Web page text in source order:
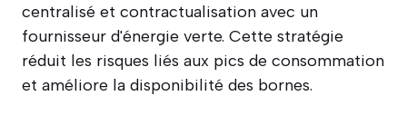
centralisé et contractualisation avec un
fournisseur d'énergie verte. Cette stratégie
réduit les risques liés aux pics de consommation
et améliore la disponibilité des bornes.